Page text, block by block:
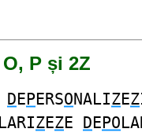
P și 2Z
DEPERSONALIZEZ
LARIZEZE DEPO